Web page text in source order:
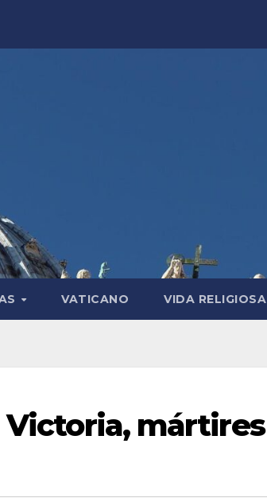
VATICANO VIDA RELIGIOSA
Victoria, mártires